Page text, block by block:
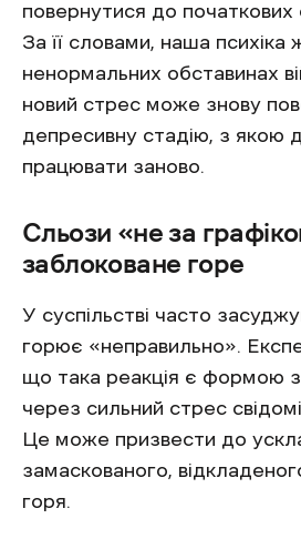
повернутися до початкових
За її словами, наша психіка
ненормальних обставинах
новий стрес може знову
депресивну стадію, з якою
працювати заново.
Сльози «не за
заблоковане горе
У суспільстві часто
горює «неправильно».
що така реакція є формою
через сильний стрес
Це може призвести до
замаскованого,
горя.